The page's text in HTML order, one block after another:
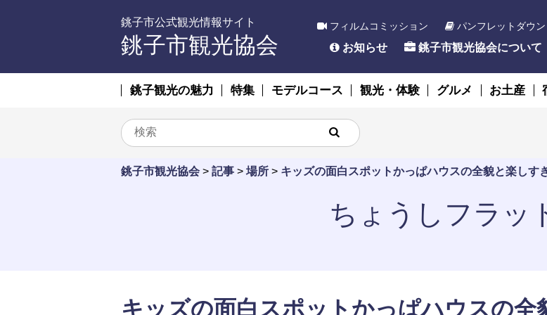
銚子市公式観光情報サイト
銚子市観光協会
フィルムコミッション パンフレットダウン
お知らせ 銚子市観光協会について
銚子観光の魅力 特集 モデルコース 観光・体験 グルメ お土産
銚子市観光協会 > 記事 > 場所 > キッズの面白スポットかっぱハウスの全貌と楽しす
ちょうしフラッ
キッズの面白スポットかっぱハウスの全